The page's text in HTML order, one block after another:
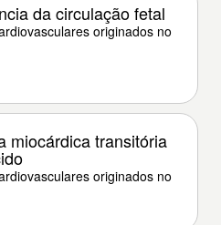
da circulação fetal
originados no
miocárdica transitória
originados no